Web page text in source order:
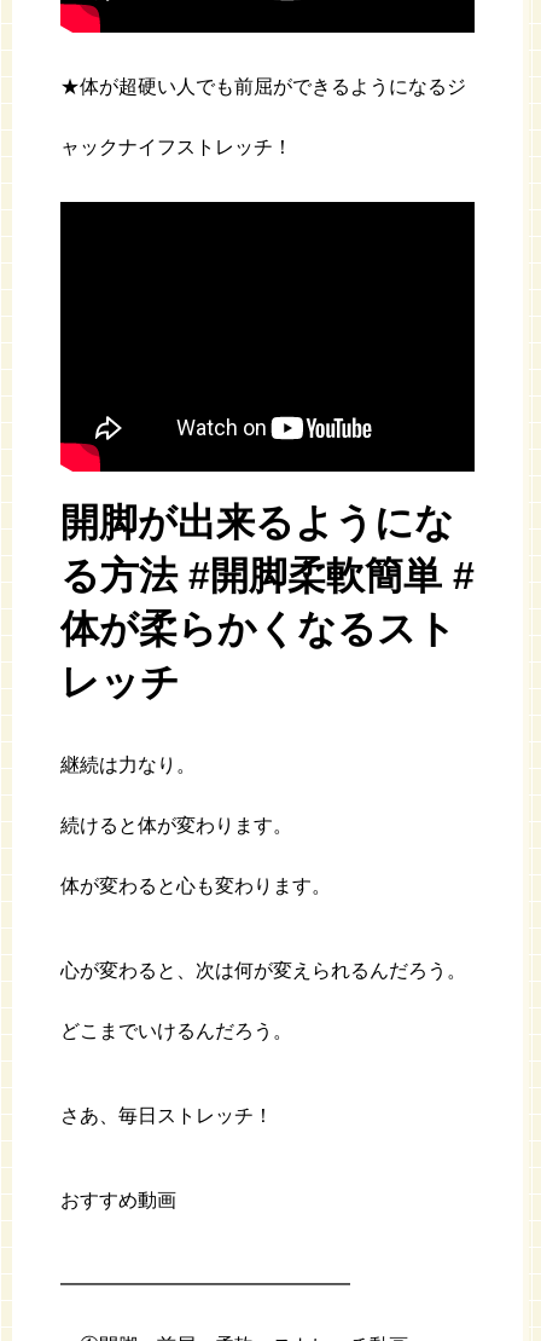
★体が超硬い人でも前屈ができるようになるジ
ャックナイフストレッチ！
開脚が出来るようにな
る方法 #開脚柔軟簡単 #
体が柔らかくなるスト
レッチ
継続は力なり。
続けると体が変わります。
体が変わると心も変わります。
心が変わると、次は何が変えられるんだろう。
どこまでいけるんだろう。
さあ、毎日ストレッチ！
おすすめ動画
━━━━━━━━━━━━━━━